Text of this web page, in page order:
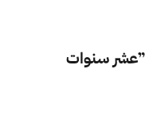
”عشر سنوات